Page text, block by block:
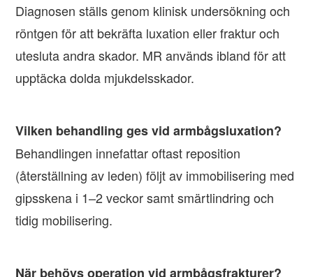
Diagnosen ställs genom klinisk undersökning och
röntgen för att bekräfta luxation eller fraktur och
utesluta andra skador. MR används ibland för att
upptäcka dolda mjukdelsskador.
Vilken behandling ges vid armbågsluxation?
Behandlingen innefattar oftast reposition
(återställning av leden) följt av immobilisering med
gipsskena i 1–2 veckor samt smärtlindring och
tidig mobilisering.
När behövs operation vid armbågsfrakturer?